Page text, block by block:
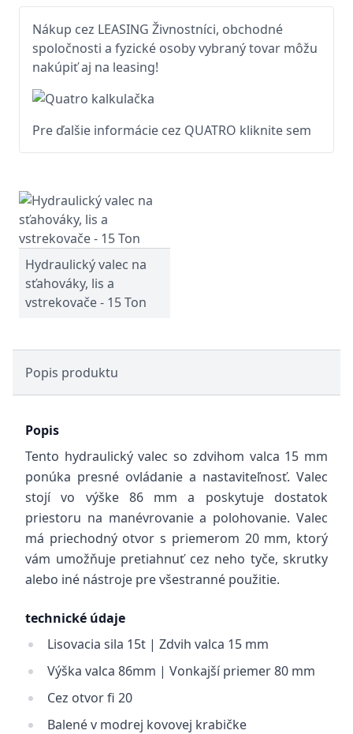
Nákup cez LEASING Živnostníci, obchodné
spoločnosti a fyzické osoby vybraný tovar môžu
nakúpiť aj na leasing!
Pre ďalšie informácie cez QUATRO kliknite sem
Hydraulický valec na
sťahováky, lis a
vstrekovače - 15 Ton
Popis produktu
Popis
Tento hydraulický valec so zdvihom valca 15 mm
ponúka presné ovládanie a nastaviteľnosť. Valec
stojí vo výške 86 mm a poskytuje dostatok
priestoru na manévrovanie a polohovanie. Valec
má priechodný otvor s priemerom 20 mm, ktorý
vám umožňuje pretiahnuť cez neho tyče, skrutky
alebo iné nástroje pre všestranné použitie.
technické údaje
Lisovacia sila 15t | Zdvih valca 15 mm
Výška valca 86mm | Vonkajší priemer 80 mm
Cez otvor fi 20
Balené v modrej kovovej krabičke